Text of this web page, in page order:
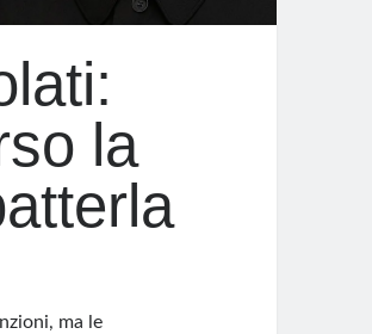
la
ma le